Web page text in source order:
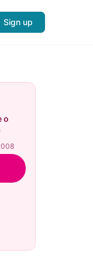
Sign up
o